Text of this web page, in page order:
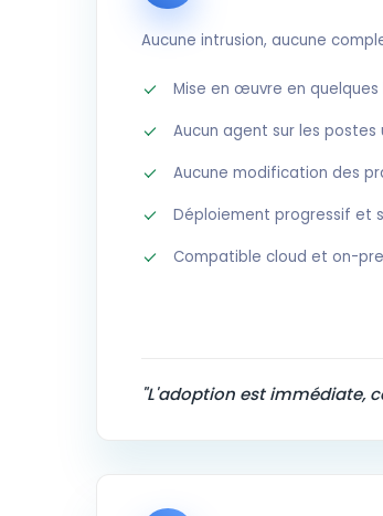
Aucune intrusion, aucune
Mise en œuvre en quelques
Aucun agent sur les postes
Aucune modification des
Déploiement progressif et
Compatible cloud et on-
"L'adoption est immédiate,